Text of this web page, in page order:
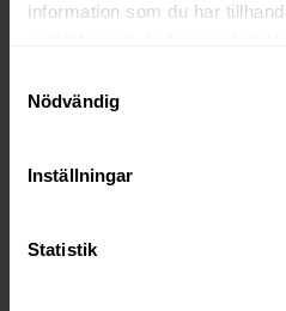
information som du har
Nödvändig
Inställningar
Statistik